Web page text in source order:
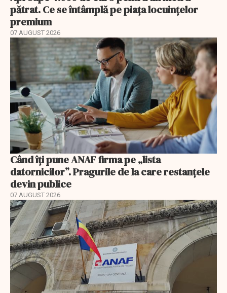
pătrat. Ce se întâmplă pe piața locuințelor
premium
07 AUGUST 2026
Când îți pune ANAF firma pe „lista
datornicilor”. Pragurile de la care restanțele
devin publice
07 AUGUST 2026